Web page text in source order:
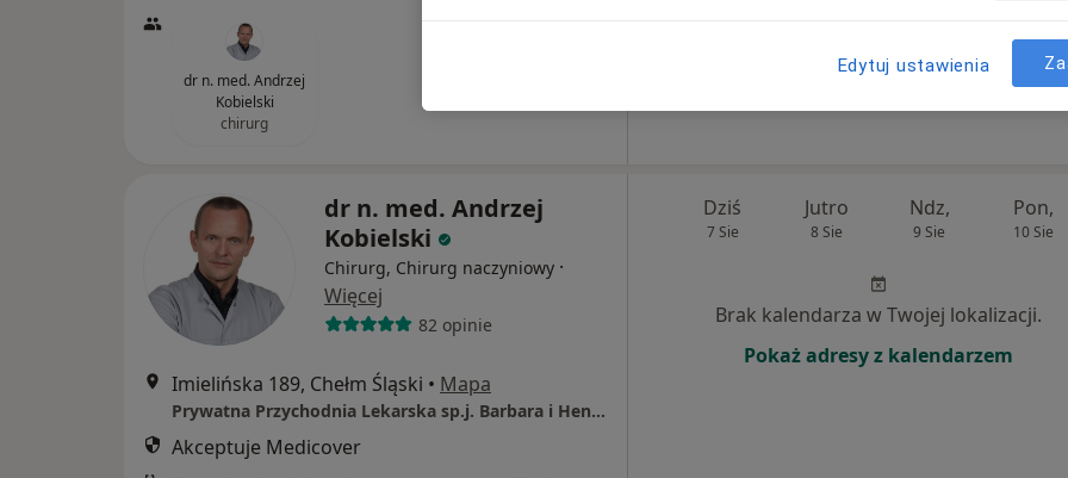
dr n. med. Andrzej
Kobielski
chirurg
dr n. med. Andrzej
Kobielski
Chirurg, Chirurg naczyniowy ·
Więcej
82 opinie
Imielińska 189, Chełm Śląski • Mapa
Prywatna Przychodnia Lekarska sp.j. Barbara i Henryk Domański
Akceptuje Medicover
Dziś
7 Sie
Jutro
8 Sie
Ndz,
9 Sie
Pon,
10 Sie
Brak kalendarza w Twojej lokalizacji.
Pokaż adresy z kalendarzem
Edytuj ustawienia